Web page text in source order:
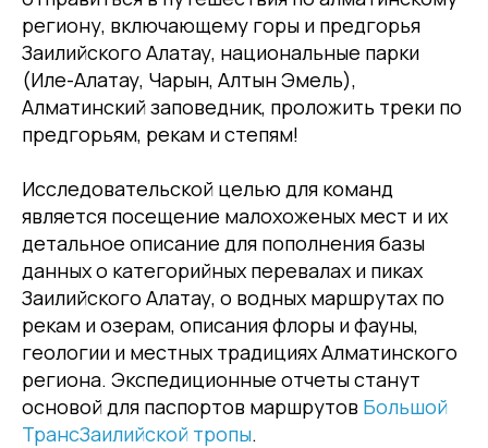
региону, включающему горы и предгорья
Заилийского Алатау, национальные парки
(Иле-Алатау, Чарын, Алтын Эмель),
Алматинский заповедник, проложить треки по
предгорьям, рекам и степям!
Исследовательской целью для команд
является посещение малохоженых мест и их
детальное описание для пополнения базы
данных о категорийных перевалах и пиках
Заилийского Алатау, о водных маршрутах по
рекам и озерам, описания флоры и фауны,
геологии и местных традициях Алматинского
региона. Экспедиционные отчеты станут
основой для паспортов маршрутов Большой
ТрансЗаилийской тропы.